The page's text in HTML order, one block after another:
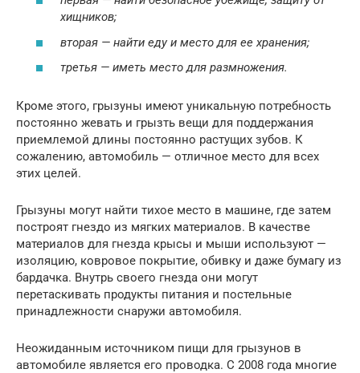
хищников;
вторая — найти еду и место для ее хранения;
третья — иметь место для размножения.
Кроме этого, грызуны имеют уникальную потребность
постоянно жевать и грызть вещи для поддержания
приемлемой длины постоянно растущих зубов. К
сожалению, автомобиль — отличное место для всех
этих целей.
Грызуны могут найти тихое место в машине, где затем
построят гнездо из мягких материалов. В качестве
материалов для гнезда крысы и мыши используют —
изоляцию, ковровое покрытие, обивку и даже бумагу из
бардачка. Внутрь своего гнезда они могут
перетаскивать продукты питания и постельные
принадлежности снаружи автомобиля.
Неожиданным источником пищи для грызунов в
автомобиле является его проводка. С 2008 года многие